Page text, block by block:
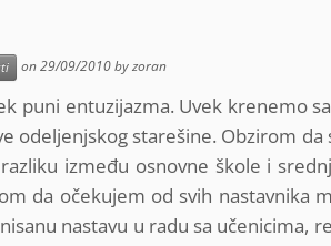
on29/09/2010byzoran
puni entuzijazma. Uvek krenemo
odeljenjskog starešine. Obzirom
između osnovne škole i
da očekujem od svih nastavnika
nastavu u radu sa učenicima,